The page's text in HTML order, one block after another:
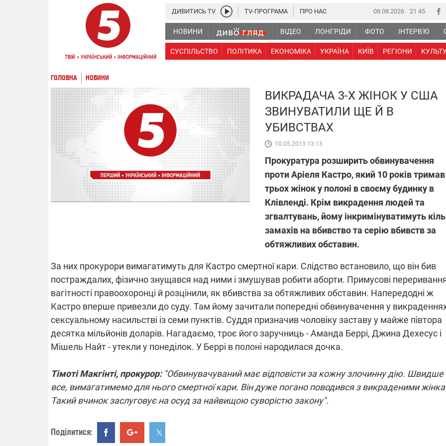
08.08.2026 21:45
НОВИНИ ВІДЕО ЛОНГРІДИ ФОТО ІНТЕРВ'Ю
СУСПІЛЬСТВО ПОЛІТИКА ЕКОНОМІКА УКРАЇНА КИЇВ РЕГІОНИ
ДИВИТИСЬ TV TV-ПРОГРАМА ПРО НАС
ГОЛОВНА НОВИНИ
ВИКРАДАЧА 3-Х ЖІНОК У США
ЗВИНУВАТИЛИ ЩЕ Й В
УБИВСТВАХ
10.05.2013 13:13
Прокуратура розширить обвинувачення
проти Аріеля Кастро, який 10 років тримав
трьох жінок у полоні в своєму будинку в
Клівленді. Крім викрадення людей та
згвалтувань, йому інкримінуватимуть
замахів на вбивство та серію вбивств за
обтяжливих обставин.
За них прокурори вимагатимуть для Кастро смертної кари. Слідство встановило, що він бив
постраждалих, фізично знущався над ними і змушував робити аборти. Примусові
вагітності правоохоронці й розцінили, як вбивства за обтяжливих обставин. Напередодні ж
Кастро вперше привезли до суду. Там йому зачитали попередні обвинувачення у
сексуальному насильстві із семи пунктів. Суддя призначив чоловіку заставу у майже півтора
десятка мільйонів доларів. Нагадаємо, троє його заручниць - Аманда Беррі, Джина Дехесус і
Мішель Найт - утекли у понеділок. У Беррі в полоні народилася дочка.
Тімоті Макгінті, прокурор: "Обвинувачуваний має відповісти за кожну злочинну дію. Швидше
все, вимагатимемо для нього смертної кари. Він дуже погано поводився з викраденими
Такий вчинок заслуговує на осуд за найвищою суворістю закону".
Поділитися:
ВІДКЛЮЧЕННЯ СВІТЛА В УКРАЇНІ
Частина споживачів у чотирьох
областях залишається без світла після
російських обстрілів
Готуйте павербанки: через аномальну
спеку у серпні, можуть повернутися
графіки відключень – подробиці
ПЛІВКИ МІНДІЧА: СПРАВА
ОБОРУДОК ДРУГА
Нова підозра у справі Міндіча:
взялося за колишнього
директора Енергоатому
З колишнього віцепрем'єра
Чернишова зняли електронний
браслет стеження
08.09.2025 12:09